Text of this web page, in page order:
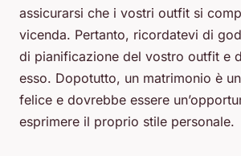
assicurarsi che i vostri outfit si
vicenda. Pertanto, ricordatevi di
di pianificazione del vostro outfit e
esso. Dopotutto, un matrimonio è
felice e dovrebbe essere
esprimere il proprio stile personale.